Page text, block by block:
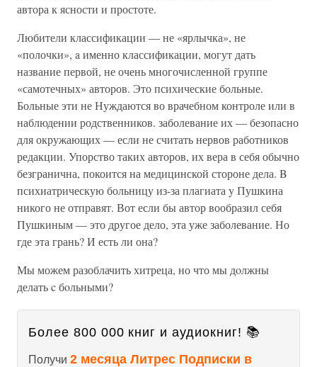
автора к ясности и простоте.
Любители классификации — не «ярлычка», не
«полочки», a именно классификации, могут дать
название первой, не очень многочисленной группе
«самотечных» авторов. Это психические больные.
Больные эти не Нуждаются во врачебном контроле или в
наблюдении родственников. заболевание их — безопасно
для окружающих — если не считать нервов работников
редакции. Упорство таких авторов, их вера в себя обычно
безгранична, покоится на медицинской стороне дела. B
психиатрическую больницу из-за плагиата y Пушкина
никого не отправят. Вот если бы автор вообразил себя
Пушкиным — это другое дело, эта уже заболевание. Но
где эта грань? И есть ли она?
Мы можем разоблачить хитреца, но что мы дoлжны
делать c бoльными?
Более 800 000 книг и аудиокниг! 📚
Получи 2 месяца Литрес Подписки в